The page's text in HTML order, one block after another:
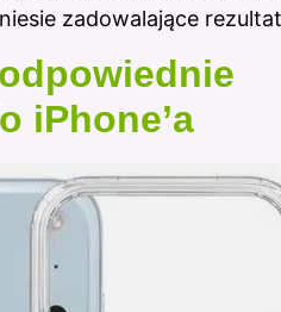
zadowalające
iPhone’a